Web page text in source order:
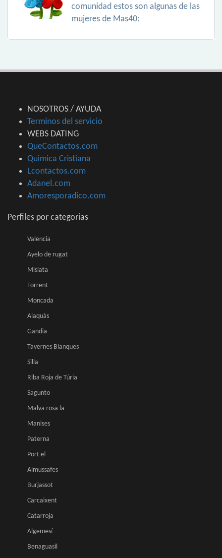
comunidad estos son algunas de las
mujeres de Mas40:
NOSOTROS / AYUDA
Terminos del servicio
WEBS DATING
QueContactos.com
Quimica Cristiana
Lcontactos.com
Adanel.com
Amoresporadico.com
Perfiles por categorias
Valencia
Ayelo de rugat
Mislata
Torrent
Moncada
Alaquàs
Gandia
Tavernes Blanques
Silla
Riba Roja de Túria
Sagunto
Malva rosa la
Manises
Paterna
Port el
Almussafes
Burjassot
Carcaixent
Catarroja
Algemesí
Benaguasil